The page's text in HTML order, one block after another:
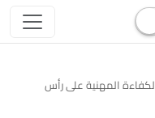
الكفاءة المهنية على رأس